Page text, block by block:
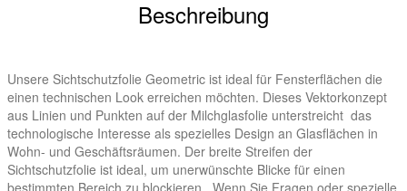
Beschreibung
Unsere Sichtschutzfolie Geometric ist ideal für Fensterflächen die
einen technischen Look erreichen möchten. Dieses Vektorkonzept
aus Linien und Punkten auf der Milchglasfolie unterstreicht das
technologische Interesse als spezielles Design an Glasflächen in
Wohn- und Geschäftsräumen. Der breite Streifen der
Sichtschutzfolie ist ideal, um unerwünschte Blicke für einen